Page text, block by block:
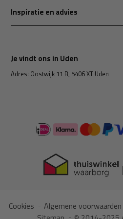
Inspiratie en advies
Je vindt ons in Uden
Adres: Oostwijk 11 B, 5406 XT Uden
Cookies Algemene voorwaarden